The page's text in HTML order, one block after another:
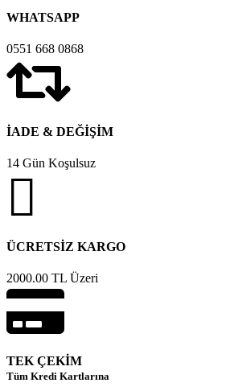
WHATSAPP
0551 668 0868
İADE & DEĞİŞİM
14 Gün Koşulsuz
ÜCRETSİZ KARGO
2000.00 TL Üzeri
TEK ÇEKİM
Tüm Kredi Kartlarına